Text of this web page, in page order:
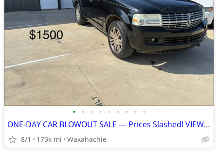
• • • • • • • • •
ONE-DAY CAR BLOWOUT SALE — Prices Slashed! VIEW NOW ALL CARS
8/1 173k mi Waxahachie